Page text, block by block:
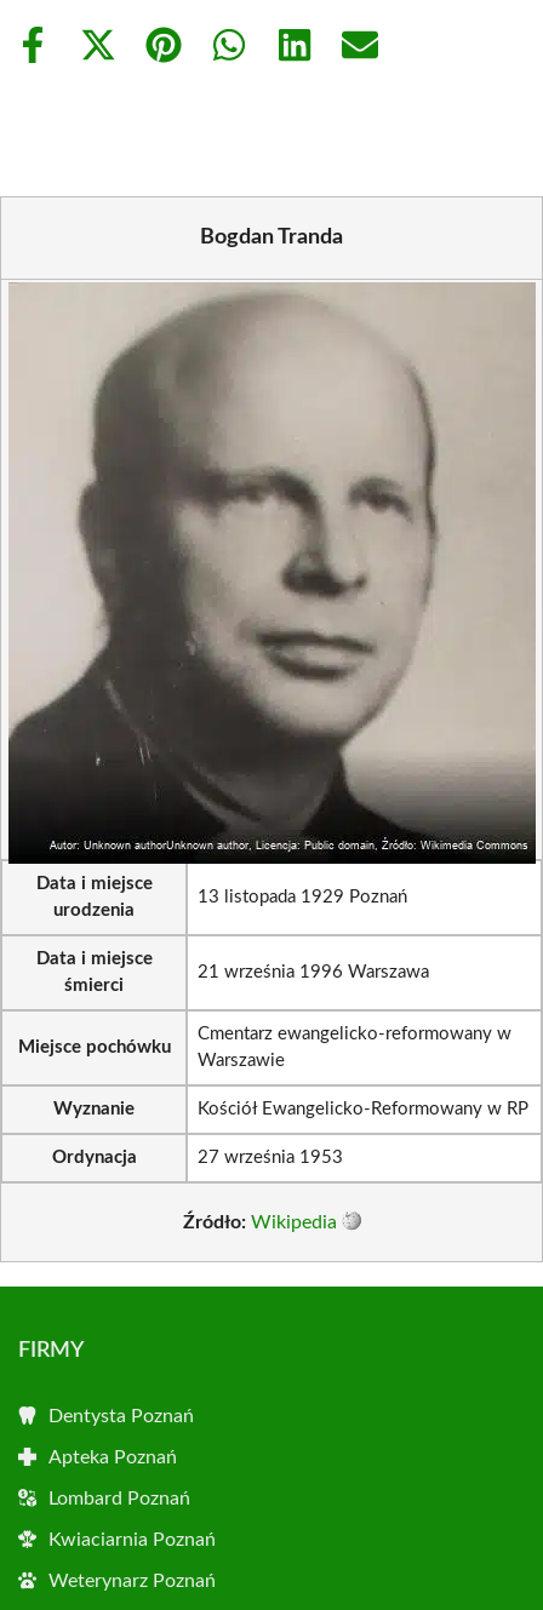
Share
Share
Share
Share
Share
Share
Bogdan Tranda
Data i miejsce
urodzenia
13 listopada 1929 Poznań
Data i miejsce
śmierci
21 września 1996 Warszawa
Miejsce pochówku
Cmentarz ewangelicko-reformowany w
Warszawie
Wyznanie Kościół Ewangelicko-Reformowany w RP
Ordynacja 27 września 1953
Źródło: Wikipedia
FIRMY
Dentysta Poznań
Apteka Poznań
Lombard Poznań
Kwiaciarnia Poznań
Weterynarz Poznań